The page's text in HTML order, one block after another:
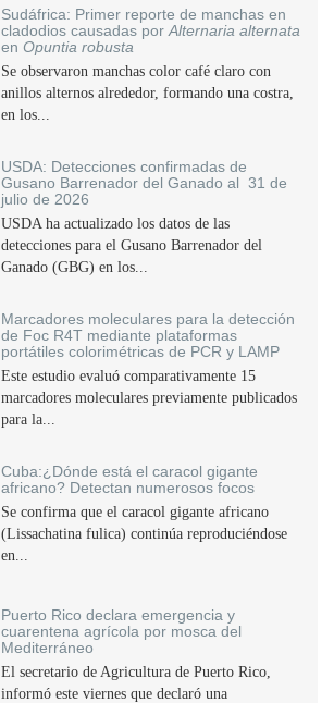
Sudáfrica: Primer reporte de manchas en
cladodios causadas por Alternaria alternata
en Opuntia robusta
Se observaron manchas color café claro con
anillos alternos alrededor, formando una costra,
en los...
USDA: Detecciones confirmadas de
Gusano Barrenador del Ganado al 31 de
julio de 2026
USDA ha actualizado los datos de las
detecciones para el Gusano Barrenador del
Ganado (GBG) en los...
Marcadores moleculares para la detección
de Foc R4T mediante plataformas
portátiles colorimétricas de PCR y LAMP
Este estudio evaluó comparativamente 15
marcadores moleculares previamente publicados
para la...
Cuba:¿Dónde está el caracol gigante
africano? Detectan numerosos focos
Se confirma que el caracol gigante africano
(Lissachatina fulica) continúa reproduciéndose
en...
Puerto Rico declara emergencia y
cuarentena agrícola por mosca del
Mediterráneo
El secretario de Agricultura de Puerto Rico,
informó este viernes que declaró una